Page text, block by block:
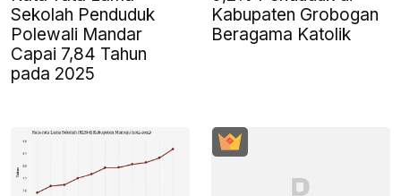
Sekolah Penduduk
Polewali Mandar
Capai 7,84 Tahun
pada 2025
Kabupaten Grobogan
Beragama Katolik